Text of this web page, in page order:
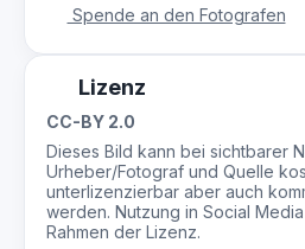
Spende an den Fotografen
Lizenz
CC-BY 2.0
Dieses Bild kann bei sichtbarer
Urheber/Fotograf und Quelle
unterlizenzierbar aber auch
werden. Nutzung in Social
Rahmen der Lizenz.